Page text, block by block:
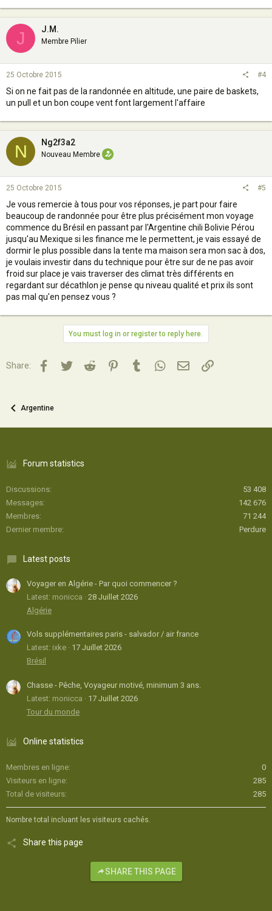
J J.M.
Membre Pilier
25 Octobre 2015 #4
Si on ne fait pas de la randonnée en altitude, une paire de baskets,
un pull et un bon coupe vent font largement l'affaire
N Ng2f3a2
Nouveau Membre
25 Octobre 2015 #5
Je vous remercie à tous pour vos réponses, je part pour faire
beaucoup de randonnée pour être plus précisément mon voyage
commence du Brésil en passant par l'Argentine chili Bolivie Pérou
jusqu'au Mexique si les finance me le permettent, je vais essayé de
dormir le plus possible dans la tente ma maison sera mon sac à dos,
je voulais investir dans du technique pour être sur de ne pas avoir
froid sur place je vais traverser des climat très différents en
regardant sur décathlon je pense qu niveau qualité et prix ils sont
pas mal qu'en pensez vous ?
You must log in or register to reply here.
Share: Facebook
TwitterReddit PinterestTumblrWhatsApp
Email Lien
Argentine
Forum statistics
Discussions
53 408
Messages
142 676
Membres
71 244
Dernier membre
Perdure
Latest posts
Voyager en Algérie - Par quoi commencer ?
Latest: monicca
28 Juillet 2026
Algérie
Vols supplémentaires paris - salvador / air france
Latest: ixke
17 Juillet 2026
Brésil
Chasse - Pêche, Voyageur motivé, minimum 3 ans.
Latest: monicca
17 Juillet 2026
Tour du monde
Online statistics
Membres en ligne
0
Visiteurs en ligne
285
Total de visiteurs
285
Nombre total incluant les visiteurs cachés.
Share this page
SHARE THIS PAGE